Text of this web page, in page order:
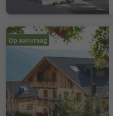
Op aanvraag